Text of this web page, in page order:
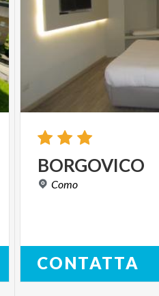
BORGOVICO
Como
CONTATTA